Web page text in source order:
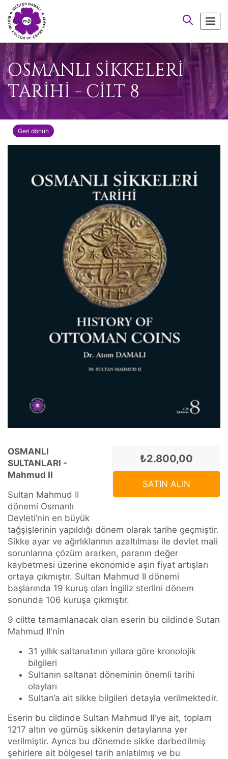
arayın
OSMANLI SİKKELERİ
TARİHİ - CİLT 8
Geri dönün
₺2.800,00
SATIN ALIN
OSMANLI
SULTANLARI -
Mahmud II
Sultan Mahmud II
dönemi Osmanlı
Devleti’nin en büyük
tağşişlerinin yapıldığı dönem olarak tarihe geçmiştir.
Sikke ayar ve ağırlıklarının azaltılması ile devlet mali
sorunlarına çözüm ararken, paranın değer
kaybetmesi üzerine ekonomide aşırı fiyat artışları
ortaya çıkmıştır. Sultan Mahmud II dönemi
başlarında 19 kuruş olan İngiliz sterlini dönem
sonunda 106 kuruşa çıkmıştır.
9 ciltte tamamlanacak olan eserin bu cildinde Sutan
Mahmud II'nin
31 yıllık saltanatının yıllara göre kronolojik
bilgileri
Sultanın saltanat döneminin önemli tarihi
olayları
Sultan’a ait sikke bilgileri detayla verilmektedir.
Eserin bu cildinde Sultan Mahmud II'ye ait, toplam
1217 altın ve gümüş sikkenin detaylarına yer
verilmiştir. Ayrıca bu dönemde sikke darbedilmiş
şehirlere ait bölgesel tarih anlatılmış ve bu